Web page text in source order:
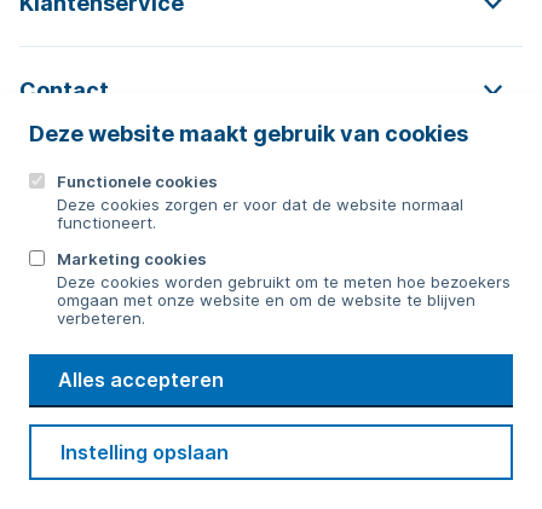
Deze website maakt gebruik van cookies
Functionele cookies
Deze cookies zorgen er voor dat de website normaal
functioneert.
Marketing cookies
Deze cookies worden gebruikt om te meten hoe bezoekers
omgaan met onze website en om de website te blijven
verbeteren.
Alles accepteren
Instelling opslaan
Contact
Contact
Bericht sturen
WMD
Drinkwater
Cookie voorkeuren
Privacy Disclaimer